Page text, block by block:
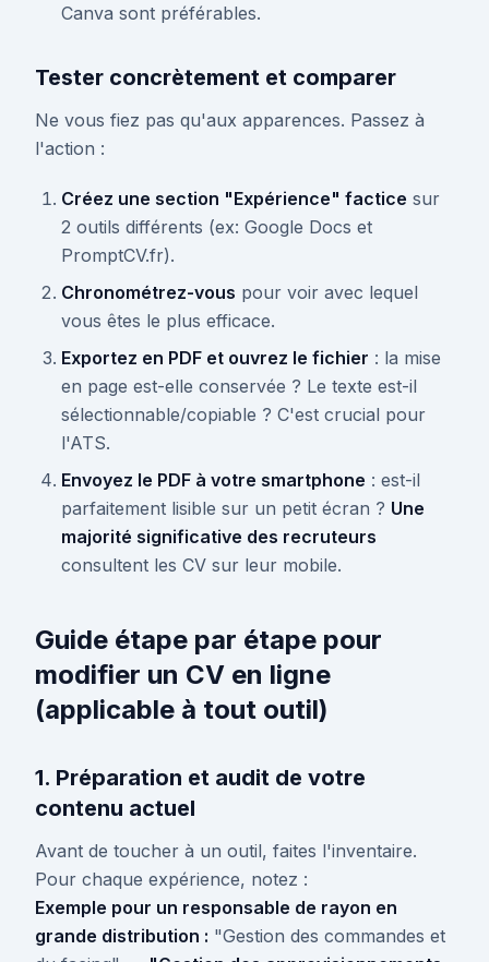
Canva sont préférables.
Tester concrètement et comparer
Ne vous fiez pas qu'aux apparences. Passez à
l'action :
Créez une section "Expérience" factice sur
2 outils différents (ex: Google Docs et
PromptCV.fr).
Chronométrez-vous pour voir avec lequel
vous êtes le plus efficace.
Exportez en PDF et ouvrez le fichier : la mise
en page est-elle conservée ? Le texte est-il
sélectionnable/copiable ? C'est crucial pour
l'ATS.
Envoyez le PDF à votre smartphone : est-il
parfaitement lisible sur un petit écran ? Une
majorité significative des recruteurs
consultent les CV sur leur mobile.
Guide étape par étape pour
modifier un CV en ligne
(applicable à tout outil)
1. Préparation et audit de votre
contenu actuel
Avant de toucher à un outil, faites l'inventaire.
Pour chaque expérience, notez :
Exemple pour un responsable de rayon en
grande distribution : "Gestion des commandes et